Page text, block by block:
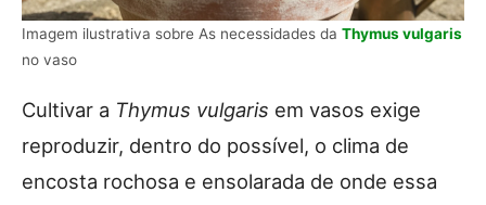
Imagem ilustrativa sobre As necessidades da Thymus vulgaris
no vaso
Cultivar a Thymus vulgaris em vasos exige
reproduzir, dentro do possível, o clima de
encosta rochosa e ensolarada de onde essa